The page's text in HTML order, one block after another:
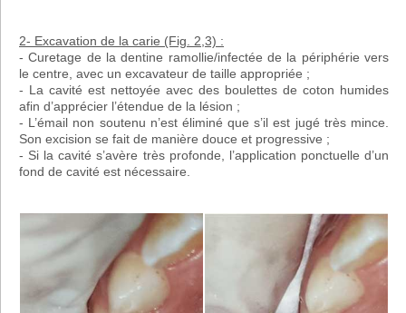
2- Excavation de la carie (Fig. 2,3) :
- Curetage de la dentine ramollie/infectée de la périphérie vers
le centre, avec un excavateur de taille appropriée ;
- La cavité est nettoyée avec des boulettes de coton humides
afin d’apprécier l’étendue de la lésion ;
- L’émail non soutenu n’est éliminé que s’il est jugé très mince.
Son excision se fait de manière douce et progressive ;
- Si la cavité s’avère très profonde, l’application ponctuelle d’un
fond de cavité est nécessaire.